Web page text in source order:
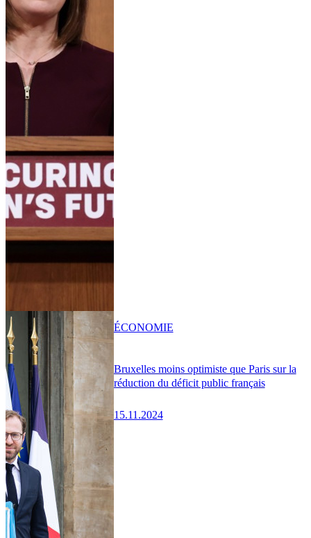
Bruxelles moins optimiste que Paris sur la
réduction du déficit public français
15.11.2024
ÉCONOMIE